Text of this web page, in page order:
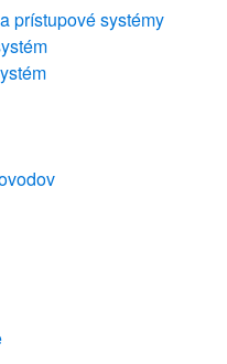
prístupové systémy